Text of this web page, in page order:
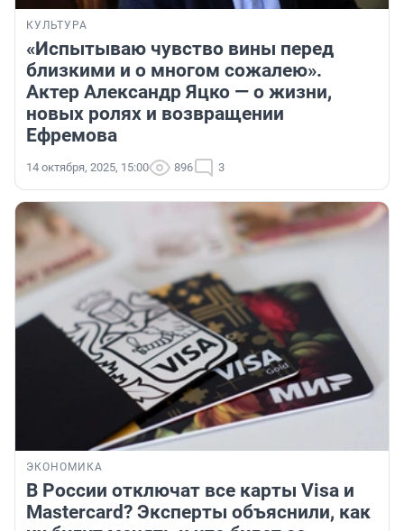
КУЛЬТУРА
«Испытываю чувство вины перед
близкими и о многом сожалею».
Актер Александр Яцко — о жизни,
новых ролях и возвращении
Ефремова
14 октября, 2025, 15:00 896 3
ЭКОНОМИКА
В России отключат все карты Visa и
Mastercard? Эксперты объяснили, как